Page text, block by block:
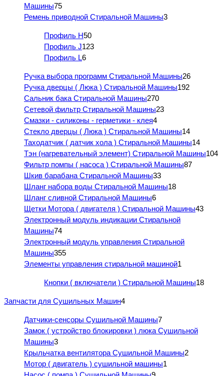
Машины75
Ремень приводной Стиральной Машины3
Профиль H50
Профиль J123
Профиль L6
Ручка выбора программ Стиральной Машины26
Ручка дверцы ( Люка ) Стиральной Машины192
Сальник бака Стиральной Машины270
Сетевой фильтр Стиральной Машины23
Смазки - силиконы - герметики - клея4
Стекло дверцы ( Люка ) Стиральной Машины14
Таходатчик ( датчик хола ) Стиральной Машины14
Тэн (нагревательный элемент) Стиральной Машины104
Фильтр помпы ( насоса ) Стиральной Машины87
Шкив барабана Стиральной Машины33
Шланг набора воды Стиральной Машины18
Шланг сливной Стиральной Машины6
Щетки Мотора ( двигателя ) Стиральной Машины43
Электронный модуль индикации Стиральной
Машины74
Электронный модуль управления Стиральной
Машины355
Элементы управления стиральной машиной1
Кнопки ( включатели ) Стиральной Машины18
Запчасти для Сушильных Машин4
Датчики-сенсоры Сушильной Машины7
Замок ( устройство блокировки ) люка Сушильной
Машины3
Крыльчатка вентилятора Сушильной Машины2
Мотор ( двигатель ) сушильной машины1